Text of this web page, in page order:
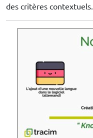
des critères contextuels.